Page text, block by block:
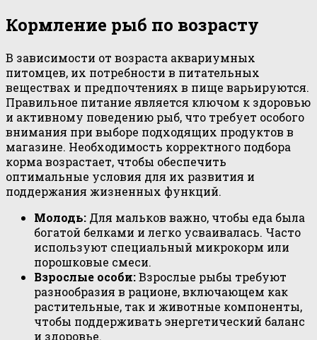
Кормление рыб по возрасту
В зависимости от возраста аквариумных
питомцев, их потребности в питательных
веществах и предпочтениях в пище варьируются.
Правильное питание является ключом к здоровью
и активному поведению рыб, что требует особого
внимания при выборе подходящих продуктов в
магазине. Необходимость корректного подбора
корма возрастает, чтобы обеспечить
оптимальные условия для их развития и
поддержания жизненных функций.
Молодь: Для мальков важно, чтобы еда была
богатой белками и легко усваивалась. Часто
используют специальный микрокорм или
порошковые смеси.
Взрослые особи:Взрослые рыбы требуют
разнообразия в рационе, включающем как
растительные, так и животные компоненты,
чтобы поддерживать энергетический баланс
и здоровье.